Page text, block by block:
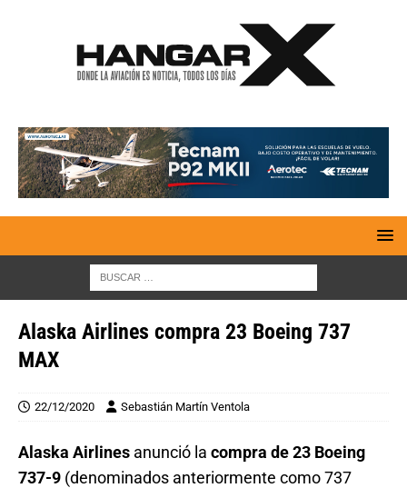
Alaska Airlines compra 23 Boeing 737
MAX
22/12/2020 Sebastián Martín Ventola
Alaska Airlines anunció la compra de 23 Boeing
737-9 (denominados anteriormente como 737